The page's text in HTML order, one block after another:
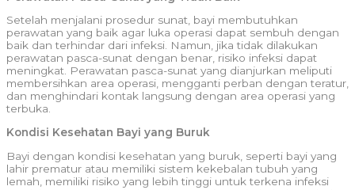
Setelah menjalani prosedur sunat, bayi membutuhkan
perawatan yang baik agar luka operasi dapat sembuh dengan
baik dan terhindar dari infeksi. Namun, jika tidak dilakukan
perawatan pasca-sunat dengan benar, risiko infeksi dapat
meningkat. Perawatan pasca-sunat yang dianjurkan meliputi
membersihkan area operasi, mengganti perban dengan teratur,
dan menghindari kontak langsung dengan area operasi yang
terbuka.
Kondisi Kesehatan Bayi yang Buruk
Bayi dengan kondisi kesehatan yang buruk, seperti bayi yang
lahir prematur atau memiliki sistem kekebalan tubuh yang
lemah, memiliki risiko yang lebih tinggi untuk terkena infeksi